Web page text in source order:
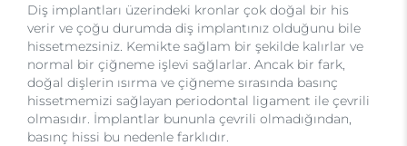
Diş implantları üzerindeki kronlar çok doğal bir his
verir ve çoğu durumda diş implantınız olduğunu bile
hissetmezsiniz. Kemikte sağlam bir şekilde kalırlar ve
normal bir çiğneme işlevi sağlarlar. Ancak bir fark,
doğal dişlerin ısırma ve çiğneme sırasında basınç
hissetmemizi sağlayan periodontal ligament ile çevrili
olmasıdır. İmplantlar bununla çevrili olmadığından,
basınç hissi bu nedenle farklıdır.